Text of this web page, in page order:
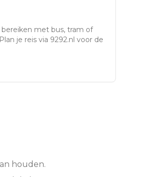
met bus, tram of
je reis via 9292.nl voor de
houden.